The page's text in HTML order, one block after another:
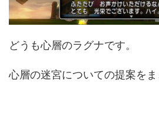
どうも心層のラグナです。
心層の迷宮についての提案をま